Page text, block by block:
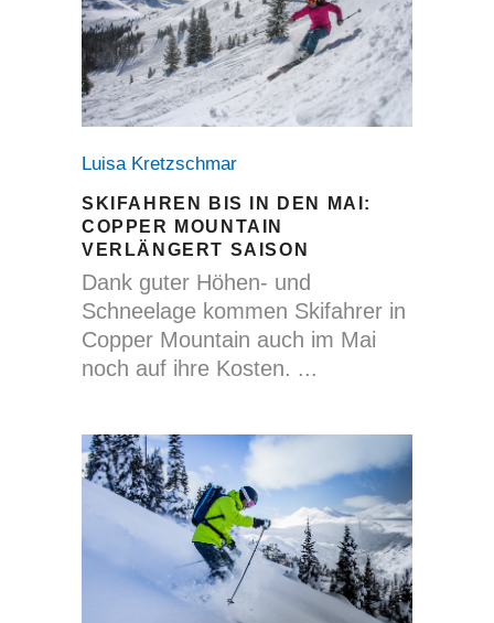
Luisa Kretzschmar
SKIFAHREN BIS IN DEN MAI:
COPPER MOUNTAIN
VERLÄNGERT SAISON
Dank guter Höhen- und
Schneelage kommen Skifahrer in
Copper Mountain auch im Mai
noch auf ihre Kosten.